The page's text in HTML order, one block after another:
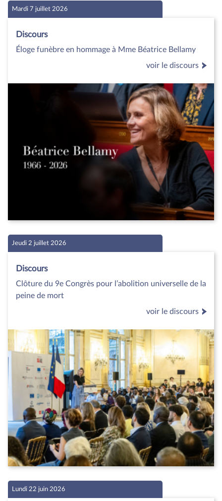
Mardi 7 juillet 2026
Discours
Éloge funèbre en hommage à Mme Béatrice Bellamy
voir le discours
Jeudi 2 juillet 2026
Discours
Clôture du 9e Congrès pour l’abolition universelle de la
peine de mort
voir le discours
Lundi 22 juin 2026